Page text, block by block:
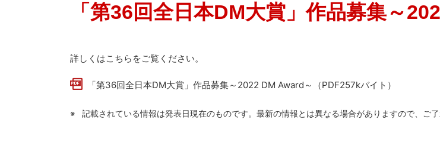
「第36回全日本DM大賞」作品募集～
詳しくはこちらをご覧ください。
「第36回全日本DM大賞」作品募集～2022 DM Award～（PDF257kバイト）
記載されている情報は発表日現在のものです。最新の情報とは異なる場合がありますので、ご了